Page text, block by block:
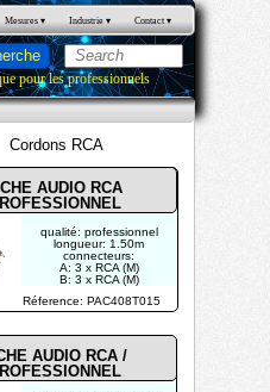
Mesures ▾ Industrie ▾ Contact ▾
pour les professionnels
Cordons RCA
Réference: PAC408T015
AUDIO RCA
AUDIO RCA /
qualité: professionnel
longueur: 1.50m
connecteurs:
A: 3 x RCA (M)
B: 3 x RCA (M)